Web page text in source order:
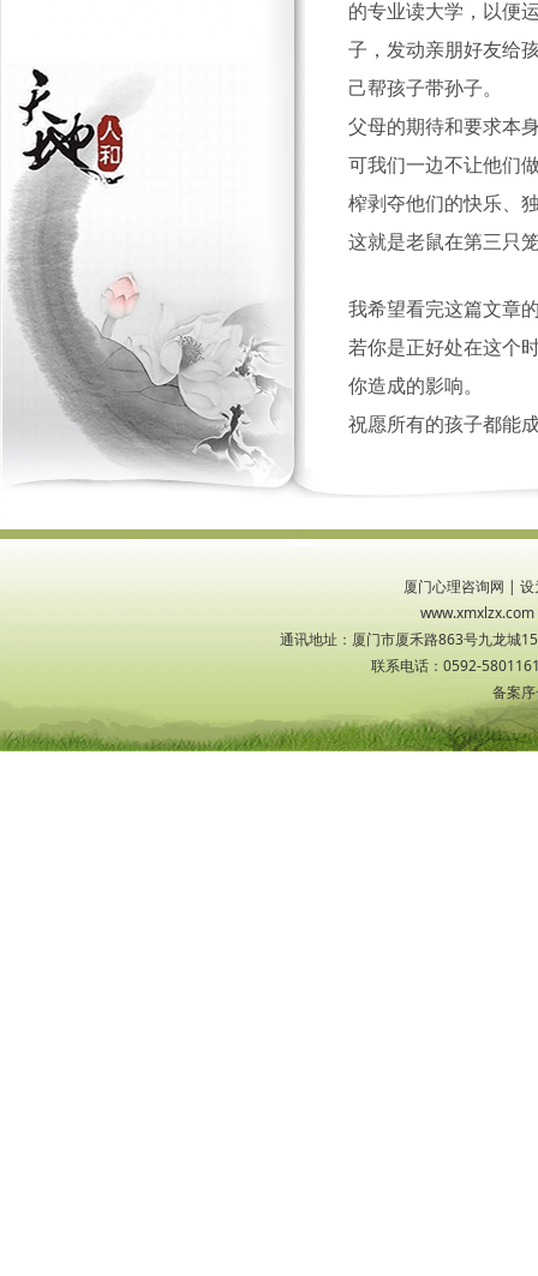
的专业读大学，以便
子，发动亲朋好友给
己帮孩子带孙子。
父母的期待和要求本
可我们一边不让他们
榨剥夺他们的快乐、
这就是老鼠在第三只
我希望看完这篇文章
若你是正好处在这个
你造成的影响。
祝愿所有的孩子都能
厦门心理咨询网 | 设
通讯地址：厦门市厦禾路863号九龙城
联系电话：0592-
备案